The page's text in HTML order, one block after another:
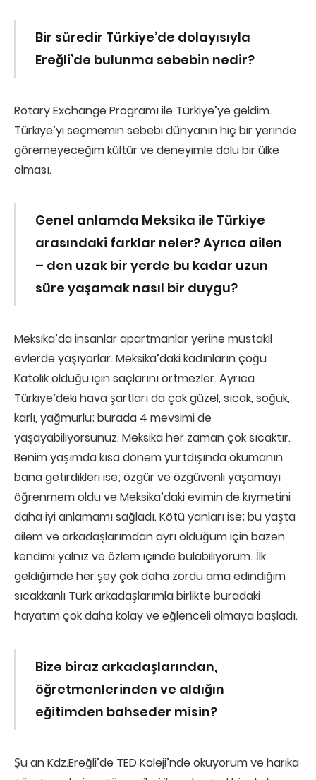
Bir süredir Türkiye’de dolayısıyla
Ereğli’de bulunma sebebin nedir?
Rotary Exchange Programı ile Türkiye’ye geldim.
Türkiye’yi seçmemin sebebi dünyanın hiç bir yerinde
göremeyeceğim kültür ve deneyimle dolu bir ülke
olması.
Genel anlamda Meksika ile Türkiye
arasındaki farklar neler? Ayrıca ailen
– den uzak bir yerde bu kadar uzun
süre yaşamak nasıl bir duygu?
Meksika’da insanlar apartmanlar yerine müstakil
evlerde yaşıyorlar. Meksika’daki kadınların çoğu
Katolik olduğu için saçlarını örtmezler. Ayrıca
Türkiye’deki hava şartları da çok güzel, sıcak, soğuk,
karlı, yağmurlu; burada 4 mevsimi de
yaşayabiliyorsunuz. Meksika her zaman çok sıcaktır.
Benim yaşımda kısa dönem yurtdışında okumanın
bana getirdikleri ise; özgür ve özgüvenli yaşamayı
öğrenmem oldu ve Meksika’daki evimin de kıymetini
daha iyi anlamamı sağladı. Kötü yanları ise; bu yaşta
ailem ve arkadaşlarımdan ayrı olduğum için bazen
kendimi yalnız ve özlem içinde bulabiliyorum. İlk
geldiğimde her şey çok daha zordu ama edindiğim
sıcakkanlı Türk arkadaşlarımla birlikte buradaki
hayatım çok daha kolay ve eğlenceli olmaya başladı.
Bize biraz arkadaşlarından,
öğretmenlerinden ve aldığın
eğitimden bahseder misin?
Şu an Kdz.Ereğli’de TED Koleji’nde okuyorum ve harika